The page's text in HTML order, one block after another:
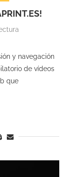
y navegación
de vídeos
que